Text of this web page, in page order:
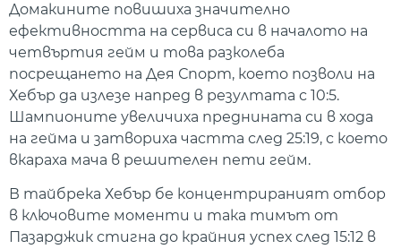
Домакините повишиха значително
ефективността на сервиса си в началото на
четвъртия гейм и това разколеба
посрещането на Дея Спорт, което позволи на
Хебър да излезе напред в резултата с 10:5.
Шампионите увеличиха преднината си в хода
на гейма и затвориха частта след 25:19, с което
вкараха мача в решителен пети гейм.
В тайбрека Хебър бе концентрираният отбор
в ключовите моменти и така тимът от
Пазарджик стигна до крайния успех след 15:12 в